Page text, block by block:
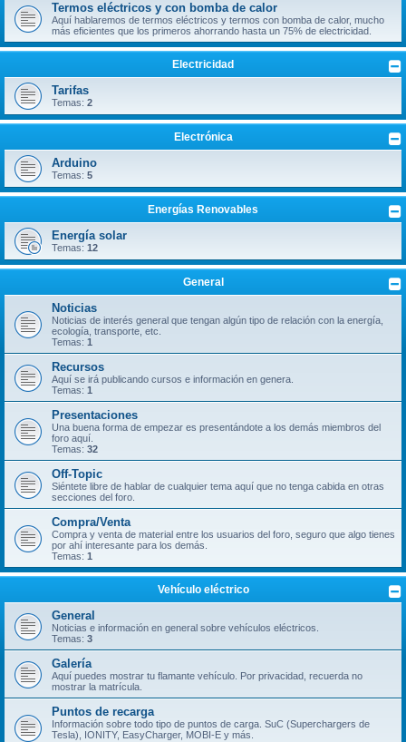
Termos eléctricos y con bomba de calor
Aquí hablaremos de termos eléctricos y termos con bomba de calor, mucho
más eficientes que los primeros ahorrando hasta un 75% de electricidad.
Electricidad
Tarifas
Temas: 2
Electrónica
Arduino
Temas: 5
Energías Renovables
Energía solar
Temas: 12
General
Noticias
Noticias de interés general que tengan algún tipo de relación con la energía,
ecología, transporte, etc.
Temas: 1
Recursos
Aquí se irá publicando cursos e información en genera.
Temas: 1
Presentaciones
Una buena forma de empezar es presentándote a los demás miembros del
foro aquí.
Temas: 32
Off-Topic
Siéntete libre de hablar de cualquier tema aquí que no tenga cabida en otras
secciones del foro.
Compra/Venta
Compra y venta de material entre los usuarios del foro, seguro que algo tienes
por ahí interesante para los demás.
Temas: 1
Vehículo eléctrico
General
Noticias e información en general sobre vehículos eléctricos.
Temas: 3
Galería
Aquí puedes mostrar tu flamante vehículo. Por privacidad, recuerda no
mostrar la matrícula.
Puntos de recarga
Información sobre todo tipo de puntos de carga. SuC (Superchargers de
Tesla), IONITY, EasyCharger, MOBI-E y más.